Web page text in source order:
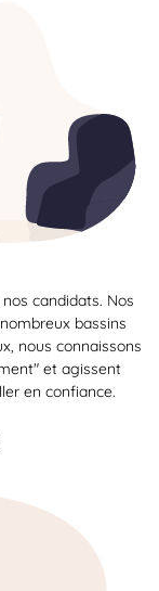
candidats. Nos
bassins
nous connaissons
et agissent
en confiance.